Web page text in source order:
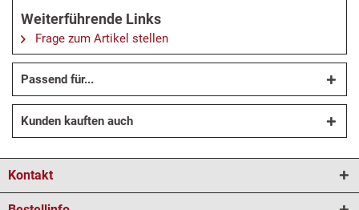
Weiterführende Links
Frage zum Artikel stellen
Passend für...
Kunden kauften auch
Kontakt